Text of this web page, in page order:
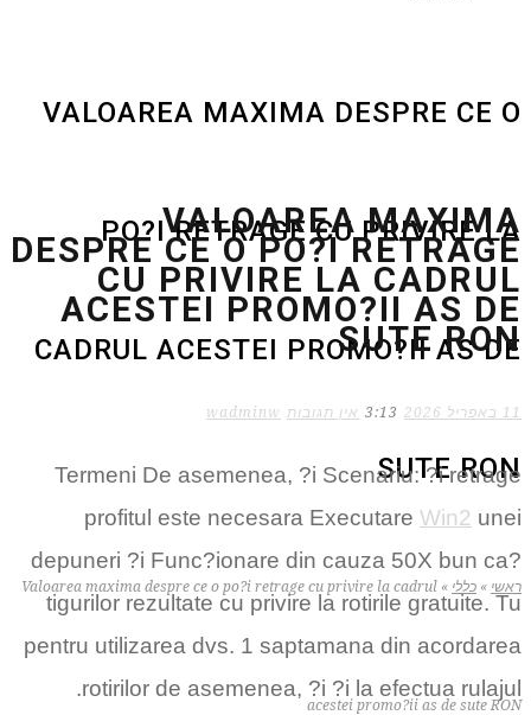
VALOAREA MAXIMA DESPRE CE O
PO?I RETRAGE CU PRIVIRE LA
CADRUL ACESTEI PROMO?II AS DE
SUTE RON
ראשי » כללי »
Valoarea maxima despre ce o po?i retrage cu privire la cadrul
acestei promo?ii as de sute RON
VALOAREA MAXIMA
DESPRE CE O PO?I RETRAGE
CU PRIVIRE LA CADRUL
ACESTEI PROMO?II AS DE
SUTE RON
11 באפריל 2026 3:13 אין תגובות wadminw
Termeni De asemenea, ?i Scenariu: ?i retrage
profitul este necesara Executare Win2 unei
depuneri ?i Func?ionare din cauza 50X bun ca?
tigurilor rezultate cu privire la rotirile gratuite. Tu
pentru utilizarea dvs. 1 saptamana din acordarea
rotirilor de asemenea, ?i ?i la efectua rulajul.